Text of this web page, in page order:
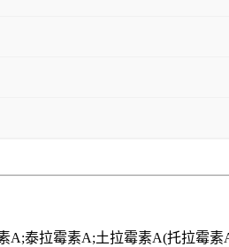
A;泰拉霉素A;土拉霉素A(托拉霉